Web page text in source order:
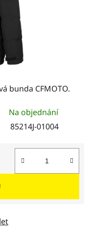
bunda CFMOTO.
Na objednání
85214J-01004